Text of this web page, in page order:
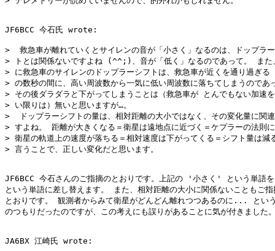
JF6BCC 今石氏 wrote:
>  救急車が離れていくとサイレンの音が「小さく」なるのは、ドップラ
> トとは関係ないですよね (^^;)、音が「低く」なるのであって。 また
> に救急車のサイレンのドップラーシフトは、救急車が近くを通り過ぎる
> の数秒の間に、高い周波数から一気に低い周波数に落ちてしまうのであ
> その後ダラダラと下がってしまうことは（救急車が とんでもない加速
> い限りは）無いと思いますが…。
>  ドップラーシフトの量は、相対距離の大小ではなく、その変化量に関
> すよね。 距離が大きくなる＝衛星は遠地点に近づく＝ケプラーの法則
> 衛星の軌道上の速度が落ちる＝相対速度は下がってくる＝シフト量は減
> 言うことで、正しい変化だと思います。
JF6BCC 今石さんのご指摘のとおりです。上記の '小さく' という単
という単語に差し替えます。 また、相対距離の大小に関係ないこともご指
とおりです。 観測者からみて衛星がどんどん離れつつあるのに... とい
のつもりだったのですが、この考えにも誤りがあることに気が付きました
JA6BX 江崎氏 wrote: